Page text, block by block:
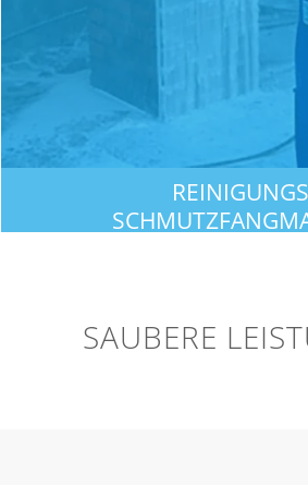
BERATUNG
SAUBERE